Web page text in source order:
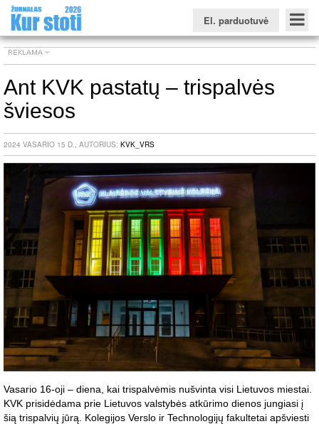
El. parduotuvė
Konkursinio balo skaičiuoklė
Universitetų sritis
Kolegijų sritis
Profesinių mokyklų sritis
Ant KVK pastatų – trispalvės
šviesos
2024 VASARIO 15 D., AUTORIUS: KVK_VRS
Vasario 16-oji – diena, kai trispalvėmis nušvinta visi Lietuvos miestai.
KVK prisidėdama prie Lietuvos valstybės atkūrimo dienos jungiasi į
šią trispalvių jūrą. Kolegijos Verslo ir Technologijų fakultetai apšviesti